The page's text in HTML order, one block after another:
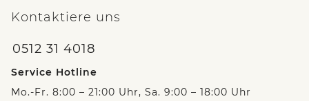
Kontaktiere uns
0512 31 4018
Service Hotline
Mo.-Fr. 8:00 – 21:00 Uhr, Sa. 9:00 – 18:00 Uhr